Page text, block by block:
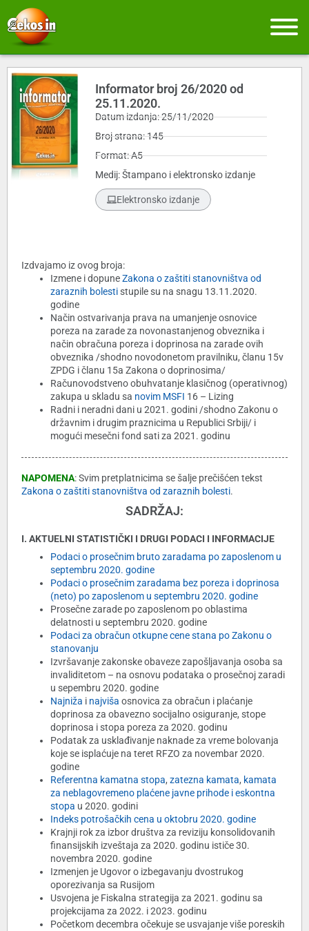
Informator broj 26/2020 od
25.11.2020.
Datum izdanja: 25/11/2020
Broj strana: 145
Format: A5
Medij: Štampano i elektronsko izdanje
Elektronsko izdanje
Izdvajamo iz ovog broja:
Izmene i dopuneZakona o zaštiti stanovništva od
zaraznih bolestistupile su na snagu 13.11.2020.
godine
Način ostvarivanja prava na umanjenje osnovice
poreza na zarade za novonastanjenog obveznika i
način obračuna poreza i doprinosa na zarade ovih
obveznika /shodno novodonetom pravilniku, članu 15v
ZPDG i članu 15a Zakona o doprinosima/
Računovodstveno obuhvatanje klasičnog (operativnog)
zakupa u skladu sa novim MSFI 16 – Lizing
Radni i neradni dani u 2021. godini /shodno Zakonu o
državnim i drugim praznicima u Republici Srbiji/ i
mogući mesečni fond sati za 2021. godinu
NAPOMENA: Svim pretplatnicima se šalje prečišćen tekst
Zakona o zaštiti stanovništva od zaraznih bolesti.
SADRŽAJ:
I. AKTUELNI STATISTIČKI I DRUGI PODACI I INFORMACIJE
Podaci o prosečnim bruto zaradama po zaposlenom u
septembru 2020. godine
Podaci o prosečnim zaradama bez poreza i doprinosa
(neto) po zaposlenom u septembru 2020. godine
Prosečne zarade po zaposlenom po oblastima
delatnosti u septembru 2020. godine
Podaci za obračun otkupne cene stana po Zakonu o
stanovanju
Izvršavanje zakonske obaveze zapošljavanja osoba sa
invaliditetom – na osnovu podataka o prosečnoj zaradi
u sepembru 2020. godine
Najniža i najviša osnovica za obračun i plaćanje
doprinosa za obavezno socijalno osiguranje, stope
doprinosa i stopa poreza za 2020. godinu
Podatak za usklađivanje naknade za vreme bolovanja
koje se isplaćuje na teret RFZO za novembar 2020.
godine
Referentna kamatna stopa, zatezna kamata, kamata
za neblagovremeno plaćene javne prihode i eskontna
stopa u 2020. godini
Indeks potrošačkih cena u oktobru 2020. godine
Krajnji rok za izbor društva za reviziju konsolidovanih
finansijskih izveštaja za 2020. godinu ističe 30.
novembra 2020. godine
Izmenjen je Ugovor o izbegavanju dvostrukog
oporezivanja sa Rusijom
Usvojena je Fiskalna strategija za 2021. godinu sa
projekcijama za 2022. i 2023. godinu
Početkom decembra očekuje se usvajanje više poreskih